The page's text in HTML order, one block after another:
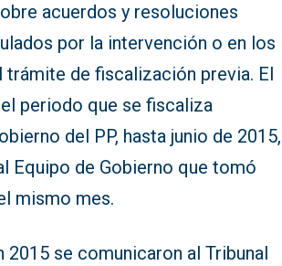
acuerdos y resoluciones
por la intervención o en los
trámite de fiscalización previa. El
periodo que se fiscaliza
del PP, hasta junio de 2015,
Equipo de Gobierno que tomó
mismo mes.
2015 se comunicaron al Tribunal